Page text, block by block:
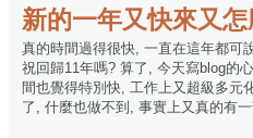
新的一年又快來又
真的時間過得很快, 一直在這年都可
祝回歸11年嗎? 算了, 今天寫blog的
間也覺得特別快, 工作上又超級多元
了, 什麼也做不到, 事實上又真的有